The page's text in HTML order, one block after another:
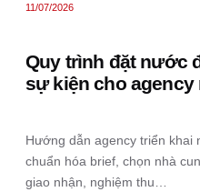
11/07/2026
Quy trình đặt nước
sự kiện cho agency
Hướng dẫn agency triển
chuẩn hóa brief, chọn nhà
giao nhận, nghiệm thu…